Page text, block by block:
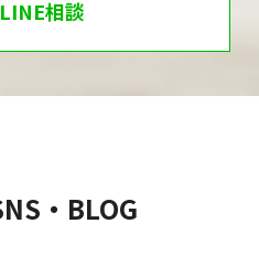
LINE相談
・BLOG